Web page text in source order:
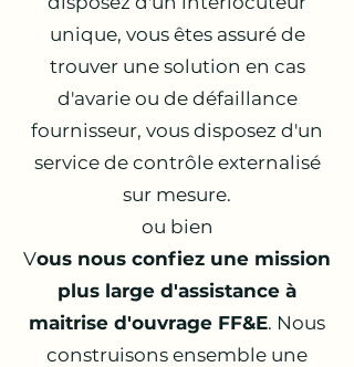
unique, vous êtes assuré de
trouver une solution en cas
d'avarie ou de défaillance
fournisseur, vous disposez d'un
service de contrôle externalisé
sur mesure.
ou bien
Vous nous confiez une mission
plus large d'assistance à
maitrise d'ouvrage FF&E. Nous
construisons ensemble une